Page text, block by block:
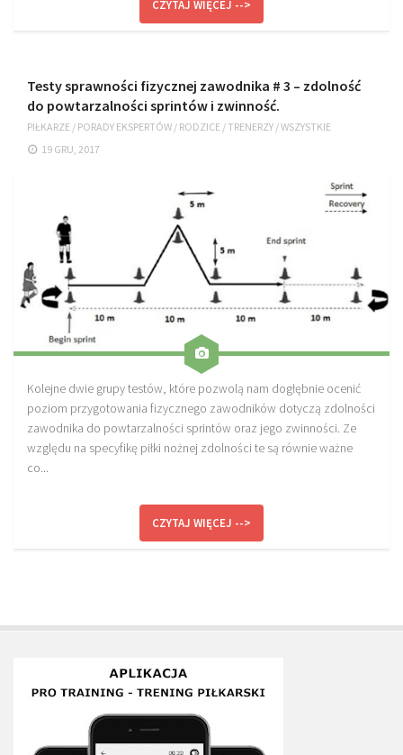
Plan treningowy szybkość i dynamika
Program treningu biegowego
Sklep
Aplikacja Pro Training
Sprzęt treningowy
Kontakt
O nas
Od autorów
CZYTAJ WIĘCEJ -->
Testy sprawności fizycznej zawodnika # 3 – zdolność
do powtarzalności sprintów i zwinność.
PIŁKARZE / PORADY EKSPERTÓW / RODZICE /TRENERZY /WSZYSTKIE
19 GRU, 2017
Kolejne dwie grupy testów, które pozwolą nam dogłębnie ocenić
poziom przygotowania fizycznego zawodników dotyczą zdolności
zawodnika do powtarzalności sprintów oraz jego zwinności. Ze
względu na specyfikę piłki nożnej zdolności te są równie ważne
co...
CZYTAJ WIĘCEJ -->